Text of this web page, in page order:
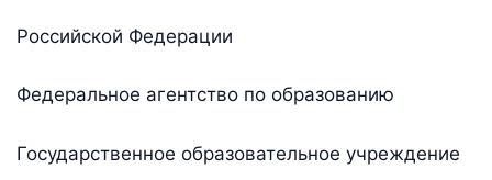
Российской Федерации
Федеральное агентство по образованию
Государственное образовательное учреждение